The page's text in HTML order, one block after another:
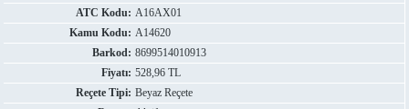
ATC Kodu: A16AX01
Kamu Kodu: A14620
Barkod: 8699514010913
Fiyatı: 528,96 TL
Reçete Tipi: Beyaz Reçete